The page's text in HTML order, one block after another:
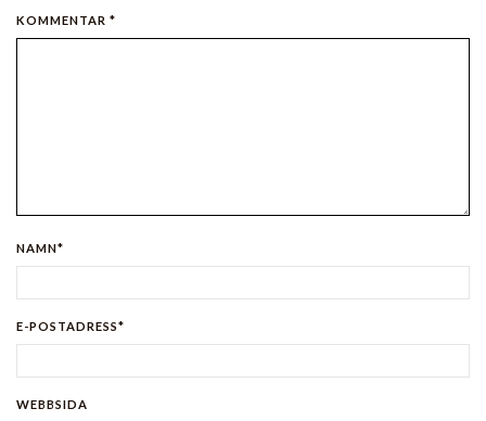
KOMMENTAR *
NAMN*
E-POSTADRESS*
WEBBSIDA